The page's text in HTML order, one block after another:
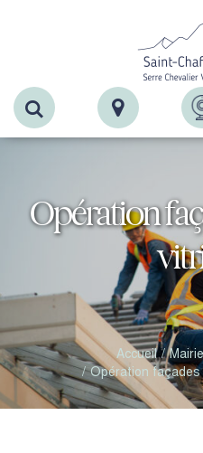
Recherche
Opération
Accueil Mairie
Opération